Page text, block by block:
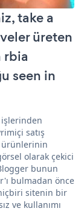
take a
üreten
rbia
seen in
satış
ürünlerinin
olarak çekici
bunun
bulmadan önce
sitenin bir
ve kullanımı